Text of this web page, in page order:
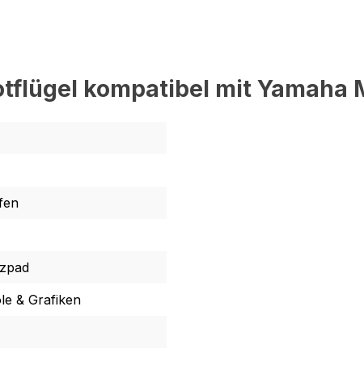
kompatibel mit Yamaha
& Grafiken